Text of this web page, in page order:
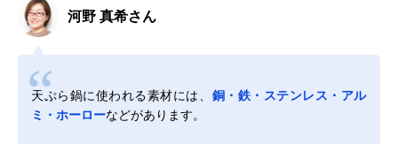
河野 真希さん
天ぷら鍋に使われる素材には、 銅・鉄・ステンレス・アル
ミ・ホーローなどがあります。